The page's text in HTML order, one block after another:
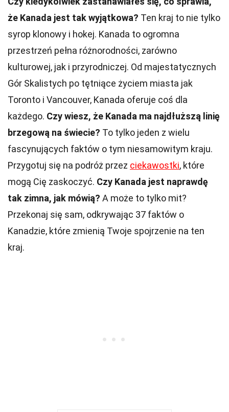
że Kanada jest tak wyjątkowa? Ten kraj to nie tylko
syrop klonowy i hokej. Kanada to ogromna
przestrzeń pełna różnorodności, zarówno
kulturowej, jak i przyrodniczej. Od majestatycznych
Gór Skalistych po tętniące życiem miasta jak
Toronto i Vancouver, Kanada oferuje coś dla
każdego. Czy wiesz, że Kanada ma najdłuższą linię
brzegową na świecie? To tylko jeden z wielu
fascynujących faktów o tym niesamowitym kraju.
Przygotuj się na podróż przez ciekawostki, które
mogą Cię zaskoczyć. Czy Kanada jest naprawdę
tak zimna, jak mówią? A może to tylko mit?
Przekonaj się sam, odkrywając 37 faktów o
Kanadzie, które zmienią Twoje spojrzenie na ten
kraj.